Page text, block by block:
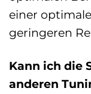
einer
geringeren
Kann ich die
anderen